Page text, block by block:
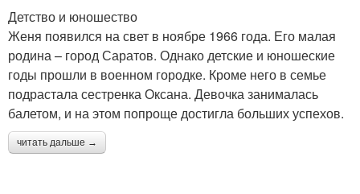
Детство и юношество
Женя появился на свет в ноябре 1966 года. Его малая
родина – город Саратов. Однако детские и юношеские
годы прошли в военном городке. Кроме него в семье
подрастала сестренка Оксана. Девочка занималась
балетом, и на этом попроще достигла больших успехов.
читать дальше →